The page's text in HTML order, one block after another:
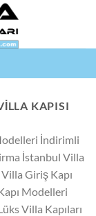
KAPISI
İndirimli
İstanbul Villa
Giriş Kapı
Modelleri
Villa Kapıları